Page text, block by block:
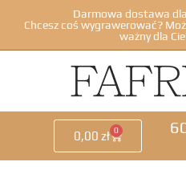
Darmowa dostawa
Chcesz coś wygrawerować?
ważny dla
0,00 zł 0